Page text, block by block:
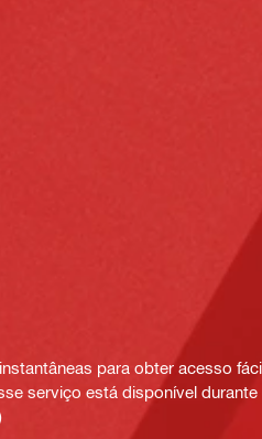
para obter acesso
serviço está disponível durante